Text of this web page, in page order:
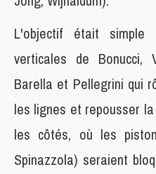
L'objectif était
verticales de Bonucci,
Barella et Pellegrini qui
les lignes et repousser
les côtés, où les
Spinazzola) seraient